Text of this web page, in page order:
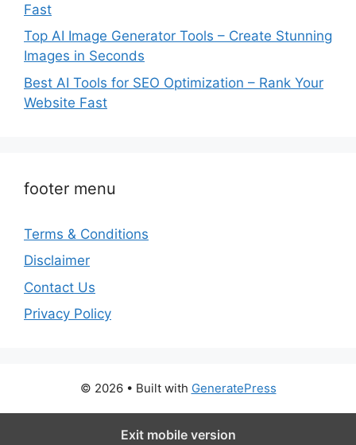
Fast
Top AI Image Generator Tools – Create Stunning
Images in Seconds
Best AI Tools for SEO Optimization – Rank Your
Website Fast
footer menu
Terms & Conditions
Disclaimer
Contact Us
Privacy Policy
© 2026 • Built with GeneratePress
Exit mobile version